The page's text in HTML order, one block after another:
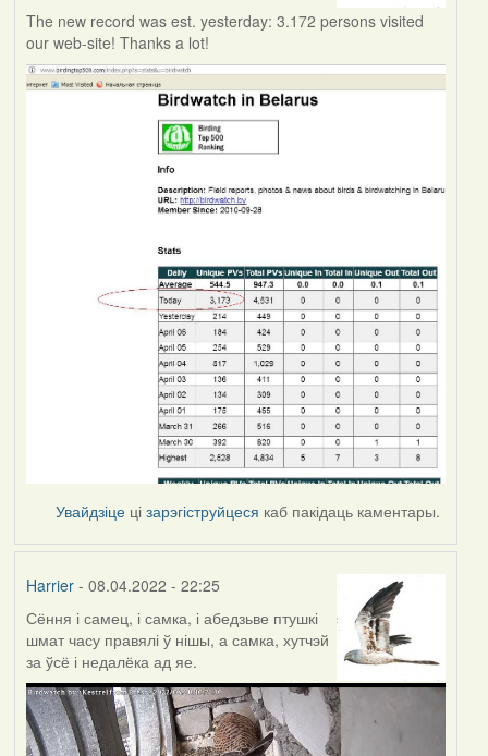
The new record was est. yesterday: 3.172 persons visited
our web-site! Thanks a lot!
Увайдзіце цізарэгіструйцеся каб пакідаць каментары.
Harrier- 08.04.2022 - 22:25
Сёння і самец, і самка, і абедзьве птушкі
шмат часу правялі ў нішы, а самка, хутчэй
за ўсё і недалёка ад яе.